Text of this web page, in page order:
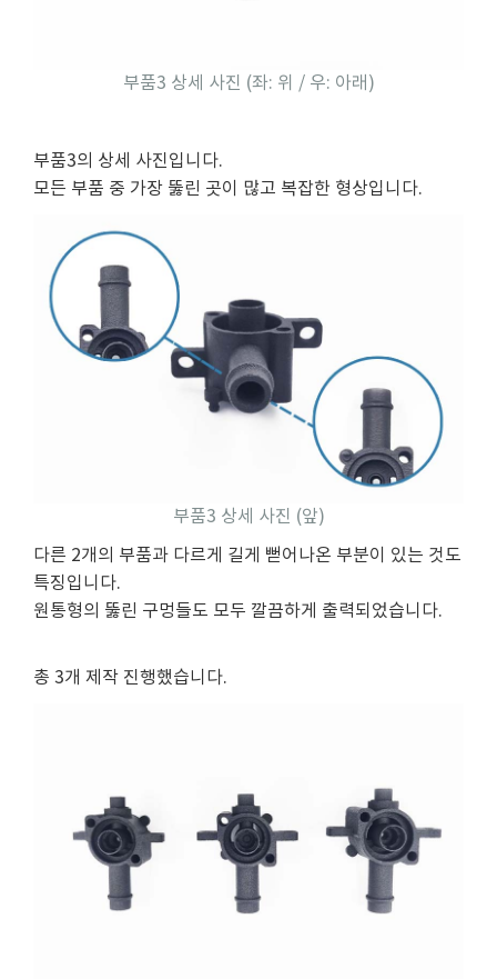
부품3 상세 사진 (좌: 위 / 우: 아래)
부품3의 상세 사진입니다.
모든 부품 중 가장 뚫린 곳이 많고 복잡한 형상입니다.
부품3 상세 사진 (앞)
다른 2개의 부품과 다르게 길게 뻗어나온 부분이 있는 것도
특징입니다.
원통형의 뚫린 구멍들도 모두 깔끔하게 출력되었습니다.
총 3개 제작 진행했습니다.